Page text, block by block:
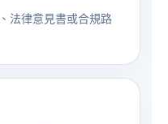
法律意見書或合規路